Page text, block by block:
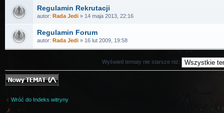
Regulamin Rekrutacji
autor: Rada Jedi » 14 maja 2013, 22:16
Regulamin Forum
autor: Rada Jedi » 16 lut 2009, 19:58
Wyświetl tematy nie starsze niż:
Nowy temat
Wróć do Indeks witryny